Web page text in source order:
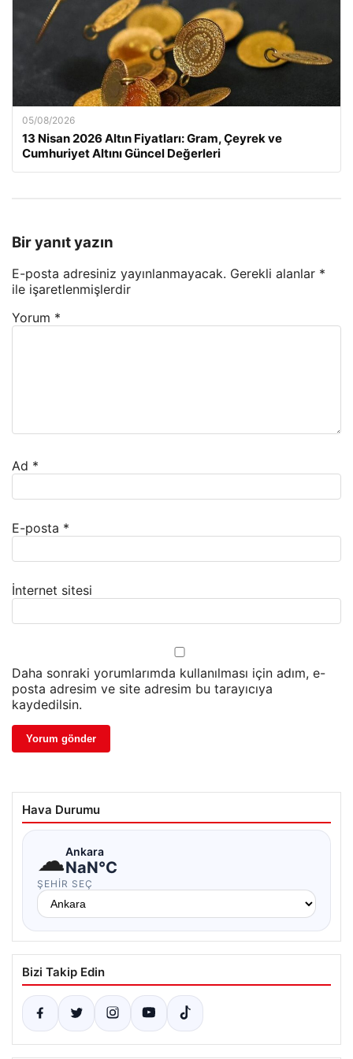
05/08/2026
13 Nisan 2026 Altın Fiyatları: Gram, Çeyrek ve
Cumhuriyet Altını Güncel Değerleri
Bir yanıt yazın
E-posta adresiniz yayınlanmayacak. Gerekli alanlar *
ile işaretlenmişlerdir
Yorum *
Ad *
E-posta *
İnternet sitesi
Daha sonraki yorumlarımda kullanılması için adım, e-
posta adresim ve site adresim bu tarayıcıya
kaydedilsin.
Hava Durumu
☁Ankara
NaN°C
ŞEHIR SEÇ
Bizi Takip Edin